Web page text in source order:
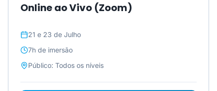
Online ao Vivo (Zoom)
21 e 23 de Julho
7h de imersão
Público: Todos os níveis